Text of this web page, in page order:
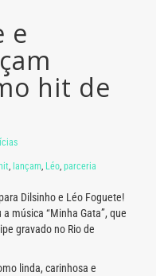
e
hit de
lançam Léo parceria
Dilsinho e Léo Foguete!
música “Minha Gata”, que
gravado no Rio de
linda, carinhosa e